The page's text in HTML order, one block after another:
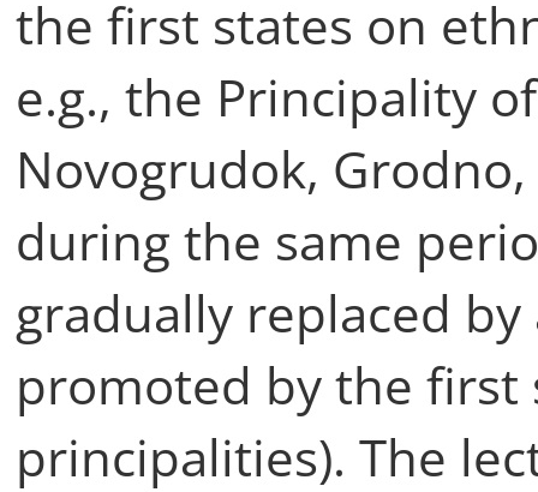
the first states on
e.g., the Principality
Novogrudok,
during the same
gradually replaced
promoted by the first
principalities). The